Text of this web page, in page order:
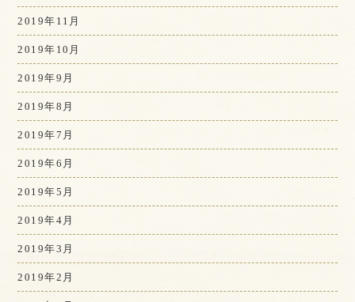
2019年11月
2019年10月
2019年9月
2019年8月
2019年7月
2019年6月
2019年5月
2019年4月
2019年3月
2019年2月